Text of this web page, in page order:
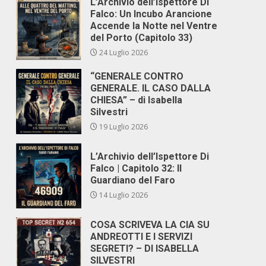
Falco: Un Incubo Arancione
Accende la Notte nel Ventre
del Porto (Capitolo 33)
24 Luglio 2026
“GENERALE CONTRO
GENERALE. IL CASO DALLA
CHIESA” – di Isabella
Silvestri
19 Luglio 2026
L’Archivio dell’Ispettore Di
Falco | Capitolo 32: Il
Guardiano del Faro
14 Luglio 2026
COSA SCRIVEVA LA CIA SU
ANDREOTTI E I SERVIZI
SEGRETI? – DI ISABELLA
SILVESTRI